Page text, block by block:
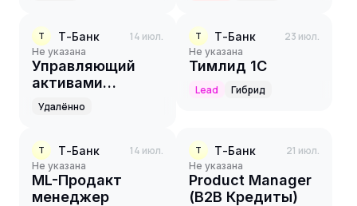
Т Т-Банк 14 июл.
Не указана
Управляющий
активами
(страховые
продукты)
Удалённо
Т Т-Банк 23 июл.
Не указана
Тимлид 1С
Lead Гибрид
Т Т-Банк 14 июл.
Не указана
ML-Продакт
менеджер
Т Т-Банк 21 июл.
Не указана
Product Manager
(B2B Кредиты)